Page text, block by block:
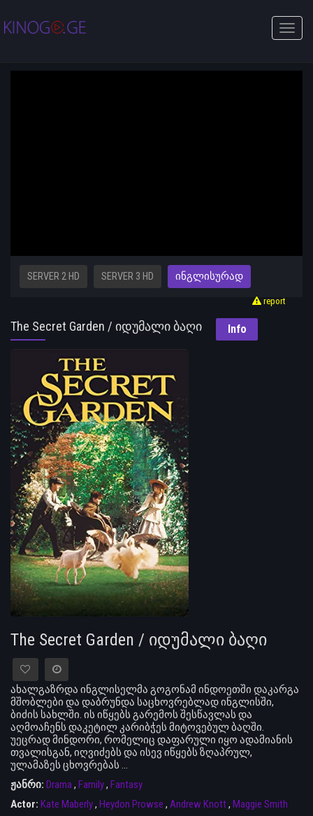
Toggle
SERVER 2 HD SERVER 3 HD ᲘᲜᲒᲚᲘᲡᲣᲠᲐᲓ
report
The Secret Garden / იდუმალი ბაღი Info
The Secret Garden / იდუმალი ბაღი
ახალგაზრდა ინგლისელმა გოგონამ ინდოეთში დაკარგა
მშობლები და დაბრუნდა საცხოვრებლად ინგლისში,
ბიძის სახლში. ის იწყებს გარემოს შესწავლას და
აღმოაჩენს დაკეტილ კარიბჭეს მიტოვებულ ბაღში.
უეცრად მინდორი, რომელიც დაფარული იყო ადამიანის
თვალისგან, იღვიძებს და ისევ იწყებს ზღაპრულ,
ულამაზეს ცხოვრებას ...
ჟანრი: Drama, Family, Fantasy
Actor: Kate Maberly, Heydon Prowse , Andrew Knott, Maggie Smith